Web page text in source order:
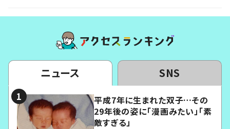
ニュース SNS
平成7年に生まれた双子…その
29年後の姿に「漫画みたい」「素
敵すぎる」